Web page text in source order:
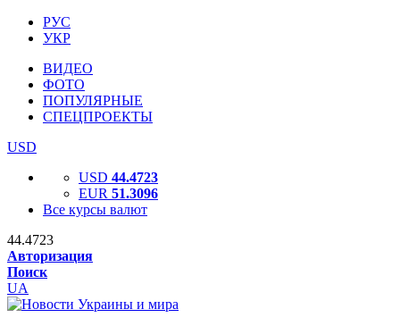
РУС
УКР
ВИДЕО
ФОТО
ПОПУЛЯРНЫЕ
СПЕЦПРОЕКТЫ
USD
USD 44.4723
EUR 51.3096
Все курсы валют
44.4723
Авторизация
Поиск
UA